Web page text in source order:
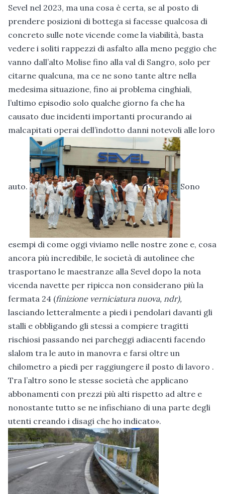
Sevel nel 2023, ma una cosa è certa, se al posto di
prendere posizioni di bottega si facesse qualcosa di
concreto sulle note vicende come la viabilità, basta
vedere i soliti rappezzi di asfalto alla meno peggio che
vanno dall’alto Molise fino alla val di Sangro, solo per
citarne qualcuna, ma ce ne sono tante altre nella
medesima situazione, fino ai problema cinghiali,
l’ultimo episodio solo qualche giorno fa che ha
causato due incidenti importanti procurando ai
malcapitati operai dell’indotto danni notevoli alle loro
auto. Sono
esempi di come oggi viviamo nelle nostre zone e, cosa
ancora più incredibile, le società di autolinee che
trasportano le maestranze alla Sevel dopo la nota
vicenda navette per ripicca non considerano più la
fermata 24 (finizione verniciatura nuova, ndr),
lasciando letteralmente a piedi i pendolari davanti gli
stalli e obbligando gli stessi a compiere tragitti
rischiosi passando nei parcheggi adiacenti facendo
slalom tra le auto in manovra e farsi oltre un
chilometro a piedi per raggiungere il posto di lavoro .
Tra l’altro sono le stesse società che applicano
abbonamenti con prezzi più alti rispetto ad altre e
nonostante tutto se ne infischiano di una parte degli
utenti creando i disagi che ho indicato».